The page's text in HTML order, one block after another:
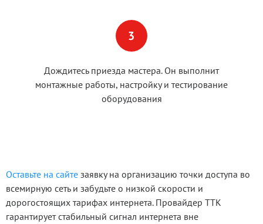
Дождитесь приезда мастера. Он выполнит
монтажные работы, настройку и тестирование
оборудования
Оставьте на сайте заявку на организацию точки доступа во
всемирную сеть и забудьте о низкой скорости и
дорогостоящих тарифах интернета. Провайдер ТТК
гарантирует стабильный сигнал интернета вне